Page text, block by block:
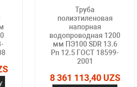
Труба
полиэтиленовая
напорная
водопроводная 1200
мм ПЭ100 SDR 13.6
Pn 12.5 ГОСТ 18599-
2001
8 361 113,40 UZS